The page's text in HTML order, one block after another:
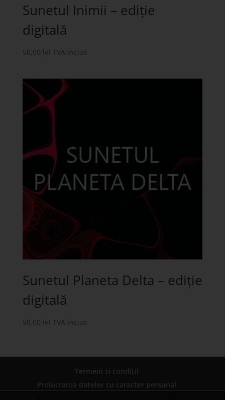
Sunetul Inimii – ediție
digitală
50,00 lei TVA inclus
Sunetul Planeta Delta – ediție
digitală
50,00 lei TVA inclus
Termeni și condiții
Prelucrarea datelor cu caracter personal